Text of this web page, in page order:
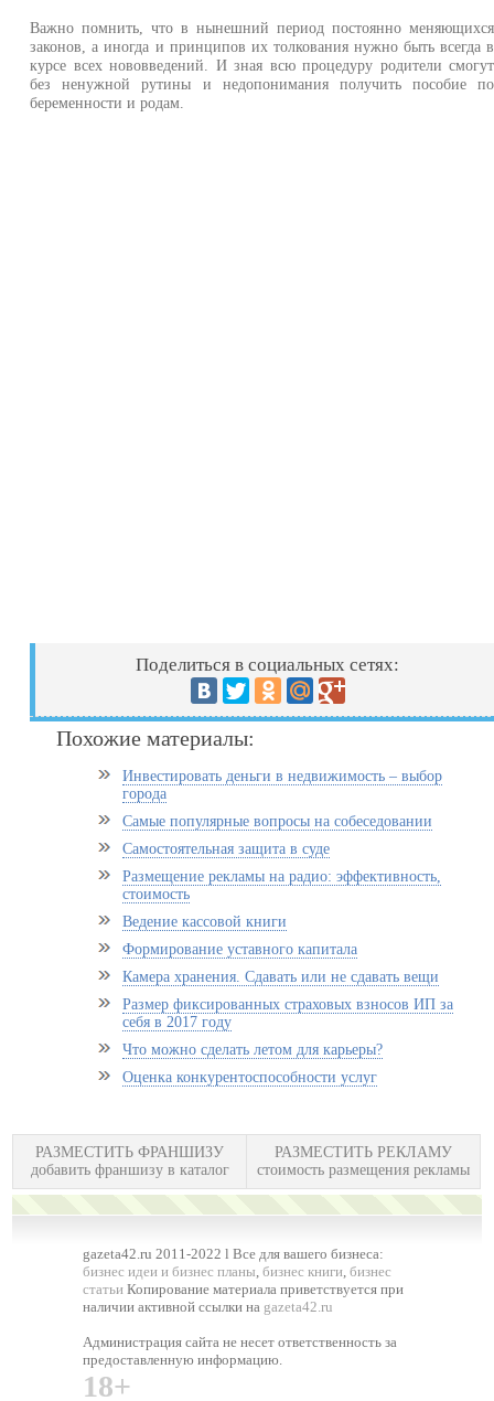
Важно помнить, что в нынешний период постоянно меняющихся
законов, а иногда и принципов их толкования нужно быть всегда в
курсе всех нововведений. И зная всю процедуру родители смогут
без ненужной рутины и недопонимания получить пособие по
беременности и родам.
Поделиться в социальных сетях:
Похожие материалы:
Инвестировать деньги в недвижимость – выбор
города
Самые популярные вопросы на собеседовании
Самостоятельная защита в суде
Размещение рекламы на радио: эффективность,
стоимость
Ведение кассовой книги
Формирование уставного капитала
Камера хранения. Сдавать или не сдавать вещи
Размер фиксированных страховых взносов ИП за
себя в 2017 году
Что можно сделать летом для карьеры?
Оценка конкурентоспособности услуг
РАЗМЕСТИТЬ ФРАНШИЗУ
добавить франшизу в каталог
РАЗМЕСТИТЬ РЕКЛАМУ
стоимость размещения рекламы
gazeta42.ru 2011-2022 l Все для вашего бизнеса:
бизнес идеи и бизнес планы,бизнес книги,бизнес
статьи Копирование материала приветствуется при
наличии активной ссылки на gazeta42.ru
Администрация сайта не несет ответственность за
предоставленную информацию.
18+